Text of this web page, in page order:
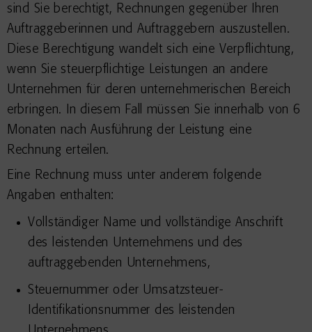
sind Sie berechtigt, Rechnungen gegenüber Ihren
Auftraggeberinnen und Auftraggebern auszustellen.
Diese Berechtigung wandelt sich eine Verpflichtung,
wenn Sie steuerpflichtige Leistungen an andere
Unternehmen für deren unternehmerischen Bereich
erbringen. In diesem Fall müssen Sie innerhalb von 6
Monaten nach Ausführung der Leistung eine
Rechnung erteilen.
Eine Rechnung muss unter anderem folgende
Angaben enthalten:
Vollständiger Name und vollständige Anschrift
des leistenden Unternehmens und des
auftraggebenden Unternehmens,
Steuernummer oder Umsatzsteuer-
Identifikationsnummer des leistenden